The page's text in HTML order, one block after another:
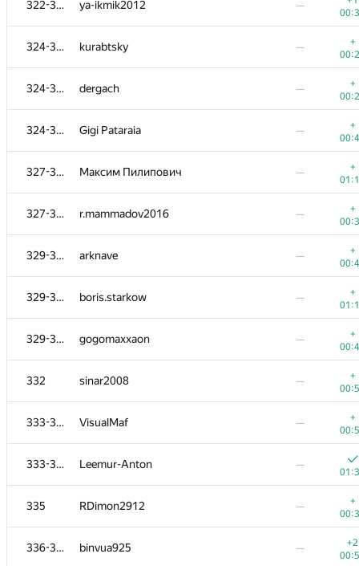
322-323 ya-ikmik2012 —
324-326 kurabtsky —
+
324-326 dergach —
+
324-326 Gigi Pataraia —
+
327-328 Максим Пилипович —
+
327-328 r.mammadov2016 —
+
329-331 arknave —
+
329-331 boris.starkow —
+
329-331 gogomaxxaon —
+
332 sinar2008 —
+
333-334 VisualMaf —
+
333-334 Leemur-Anton —
335 RDimon2912 —
+
336-341 binvua925 —
+2
vlad.zhcherbina
oiv.239.11
shanto86.dragoon
Lucas Vinicius da Costa Santana
psmao20000
valeriaryabchikova
joaopedroaxavier
starkov.svyatoslav
Ismag-S
Ευάγγελος Πίπης
Rasmus
denis.altruist
+